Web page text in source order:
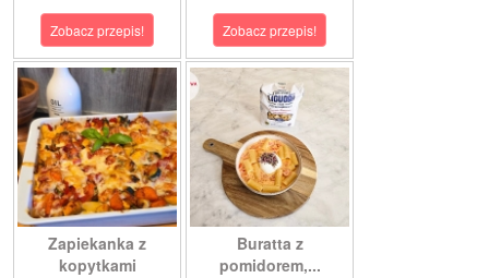
Zobacz przepis! Zobacz przepis!
Zapiekanka z
kopytkami
Buratta z
pomidorem,...